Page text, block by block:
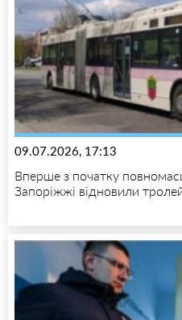
09.07.2026, 17:13
Вперше з початку
Запоріжжі відновили